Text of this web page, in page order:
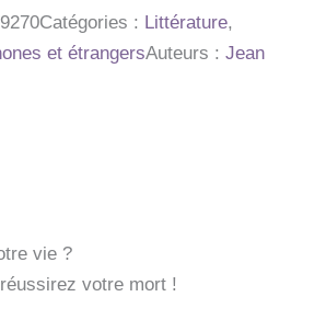
Catégories : Littérature,
et étrangersAuteurs : Jean
vie ?
votre mort !